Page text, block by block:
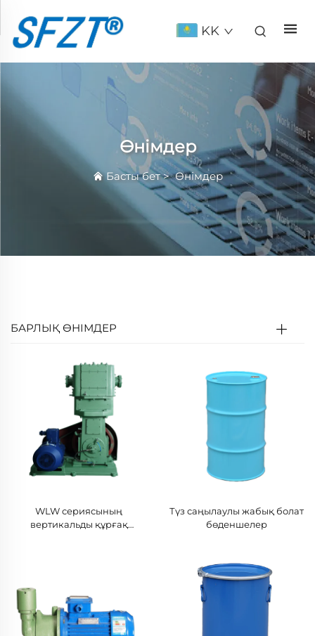
KK
Өнімдер
Басты бет>Өнімдер
БАРЛЫҚ ӨНІМДЕР
WLW сериясының
вертикальды құрғақ
Түз саңылаулы жабық болат
бөденшелер